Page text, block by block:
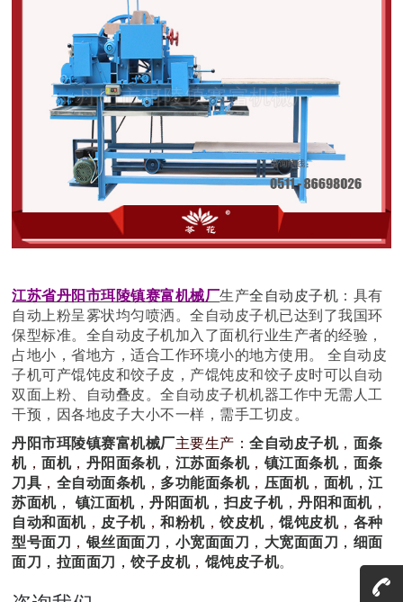
江苏省丹阳市珥陵镇赛富机械厂生产全自动皮子机 ：具有
自动上粉呈雾状均匀喷洒。全自动皮子机已达到了我国环
保型标准。全自动皮子机加入了面机行业生产者的经验，
占地小，省地方，适合工作环境小的地方使用。 全自动皮
子机可产馄饨皮和饺子皮，产馄饨皮和饺子皮时可以自动
双面上粉、自动叠皮。全自动皮子机机器工作中无需人工
干预，因各地皮子大小不一样，需手工切皮。
丹阳市珥陵镇赛富机械厂主要生产：全自动皮子机， 面条
机，面机， 丹阳面条机， 江苏面条机， 镇江面条机， 面条
刀具 ， 全自动面条机， 多功能面条机， 压面机， 面机，江
苏面机， 镇江面机，丹阳面机，扫皮子机，丹阳和面机，
自动和面机， 皮子机，和粉机，饺皮机，馄饨皮机， 各种
型号面刀 ， 银丝面面刀 ， 小宽面面刀 ， 大宽面面刀 ， 细面
面刀 ， 拉面面刀 ，饺子皮机， 馄饨皮子机。